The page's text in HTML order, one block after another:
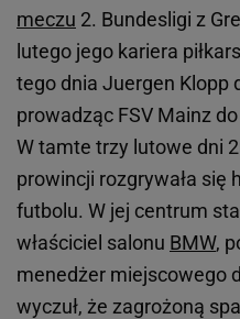
meczu 2. Bundesligi z
lutego jego kariera
tego dnia Juergen Klopp
prowadząc FSV Mainz
W tamte trzy lutowe dni
prowincji rozgrywała się
futbolu. W jej centrum
właściciel salonu BMW,
menedżer miejscowego
wyczuł, że zagrożoną